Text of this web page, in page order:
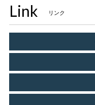
Link リンク